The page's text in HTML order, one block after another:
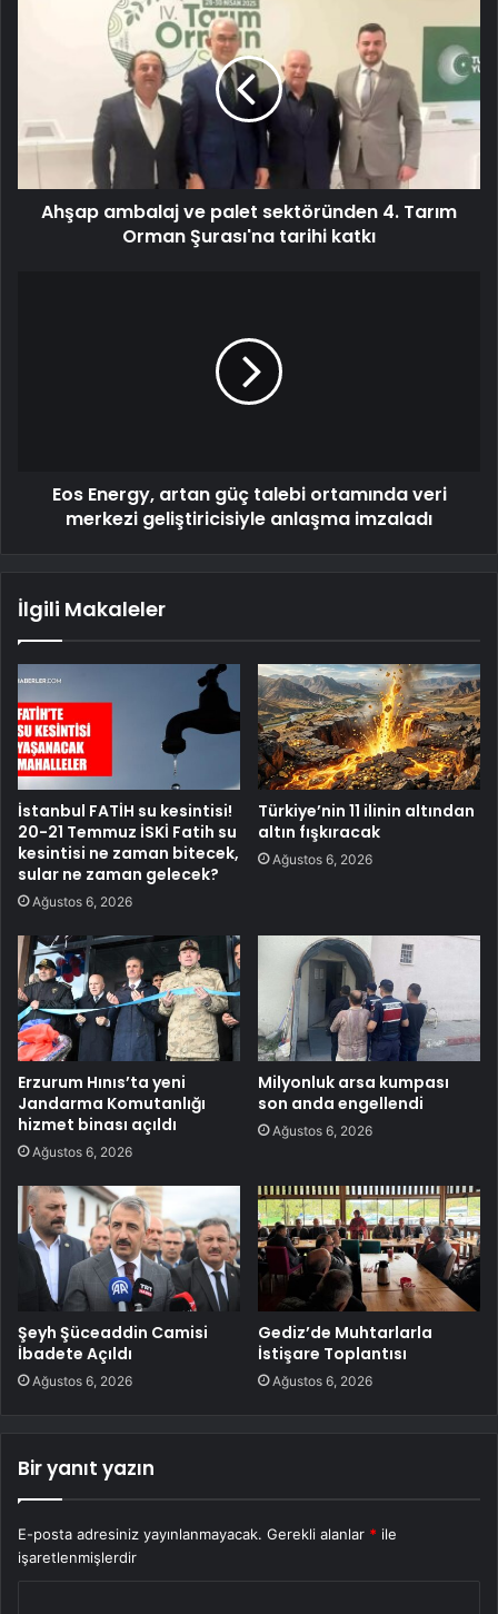
Ahşap ambalaj ve palet sektöründen 4. Tarım
Orman Şurası'na tarihi katkı
Eos Energy, artan güç talebi ortamında veri
merkezi geliştiricisiyle anlaşma imzaladı
İlgili Makaleler
İstanbul FATİH su kesintisi!
20-21 Temmuz İSKİ Fatih su
kesintisi ne zaman bitecek,
sular ne zaman gelecek?
Ağustos 6, 2026
Türkiye’nin 11 ilinin altından
altın fışkıracak
Ağustos 6, 2026
Erzurum Hınıs’ta yeni
Jandarma Komutanlığı
hizmet binası açıldı
Ağustos 6, 2026
Milyonluk arsa kumpası
son anda engellendi
Ağustos 6, 2026
Şeyh Şüceaddin Camisi
İbadete Açıldı
Ağustos 6, 2026
Gediz’de Muhtarlarla
İstişare Toplantısı
Ağustos 6, 2026
Bir yanıt yazın
E-posta adresiniz yayınlanmayacak. Gerekli alanlar * ile
işaretlenmişlerdir